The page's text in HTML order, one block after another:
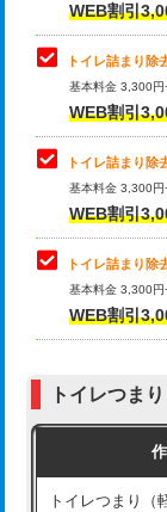
WEB割引
トイレ詰まり
基本料金 3,300
WEB割引
トイレ詰まり
基本料金 3,300
WEB割引
トイレ詰まり除
基本料金 3,300
WEB割引
トイレつま
トイレつまり（